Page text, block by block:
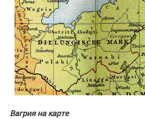
Вагрия на карте